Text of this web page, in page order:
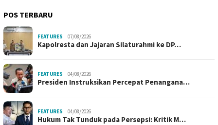
POS TERBARU
FEATURES 07/08/2026
Kapolresta dan Jajaran Silaturahmi ke DP…
FEATURES 04/08/2026
Presiden Instruksikan Percepat Penangana…
FEATURES 04/08/2026
Hukum Tak Tunduk pada Persepsi: Kritik M…